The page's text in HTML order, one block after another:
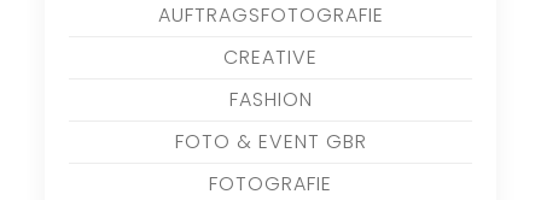
AUFTRAGSFOTOGRAFIE
CREATIVE
FASHION
FOTO & EVENT GBR
FOTOGRAFIE